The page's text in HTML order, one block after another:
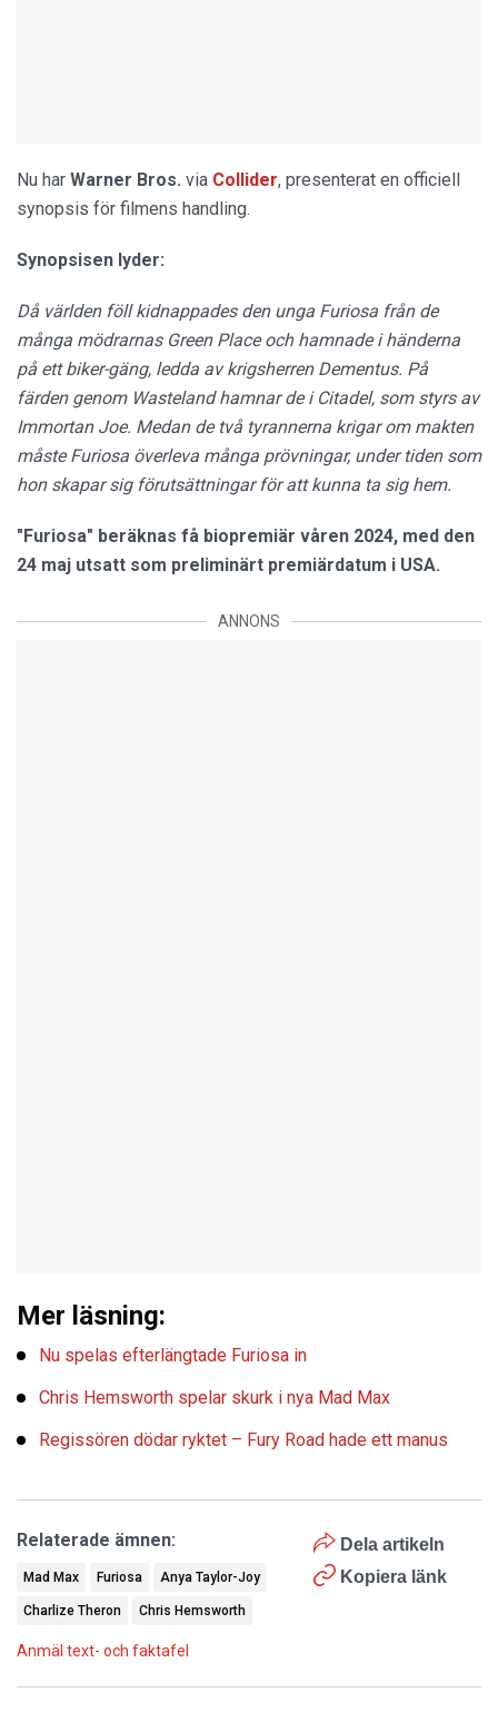
Nu har Warner Bros. via Collider, presenterat en officiell
synopsis för filmens handling.
Synopsisen lyder:
Då världen föll kidnappades den unga Furiosa från de
många mödrarnas Green Place och hamnade i händerna
på ett biker-gäng, ledda av krigsherren Dementus. På
färden genom Wasteland hamnar de i Citadel, som styrs av
Immortan Joe. Medan de två tyrannerna krigar om makten
måste Furiosa överleva många prövningar, under tiden som
hon skapar sig förutsättningar för att kunna ta sig hem.
"Furiosa" beräknas få biopremiär våren 2024, med den
24 maj utsatt som preliminärt premiärdatum i USA.
ANNONS
Mer läsning:
Nu spelas efterlängtade Furiosa in
Chris Hemsworth spelar skurk i nya Mad Max
Regissören dödar ryktet – Fury Road hade ett manus
Dela artikeln
Kopiera länk
Relaterade ämnen:
Mad Max Furiosa Anya Taylor-Joy
Charlize Theron Chris Hemsworth
Anmäl text- och faktafel